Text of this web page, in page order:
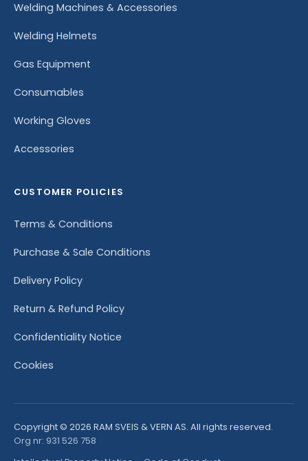
Welding Machines & Accessories
Welding Helmets
Gas Equipment
Consumables
Working Gloves
Accessories
CUSTOMER POLICIES
Terms & Conditions
Purchase & Sale Conditions
Delivery Policy
Return & Refund Policy
Confidentiality Notice
Cookies
Copyright © 2026 RAM SVEIS & VERN AS. All rights reserved.
Org nr: 931 526 758